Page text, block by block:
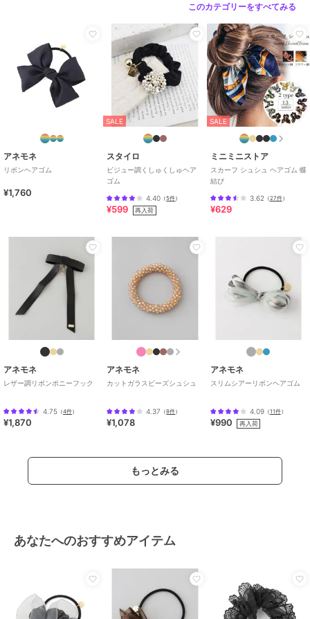
このカテゴリーをすべてみる
アネモネ
リボンヘアゴム
¥1,760
SALE
スタイロ
ビジュー調くしゅくしゅヘア
ゴム
4.40 （5件）
¥599 再入荷
SALE
ミニミニストア
スカーフ シュシュ ヘアゴム 蝶
結び
3.62 （27件）
¥629
アネモネ
レザー調リボンポニーフック
4.75 （4件）
¥1,870
アネモネ
カットガラスビーズシュシュ
4.37 （8件）
¥1,078
アネモネ
スリムシアーリボンヘアゴム
4.09（11件）
¥990 再入荷
もっとみる
あなたへのおすすめアイテム